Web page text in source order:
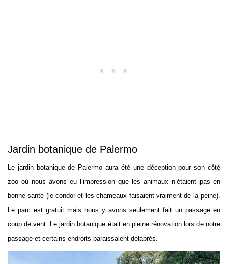
Jardin botanique de Palermo
Le jardin botanique de Palermo aura été une déception pour son côté
zoo où nous avons eu l’impression que les animaux n’étaient pas en
bonne santé (le condor et les chameaux faisaient vraiment de la peine).
Le parc est gratuit mais nous y avons seulement fait un passage en
coup de vent. Le jardin botanique était en pleine rénovation lors de notre
passage et certains endroits paraissaient délabrés.